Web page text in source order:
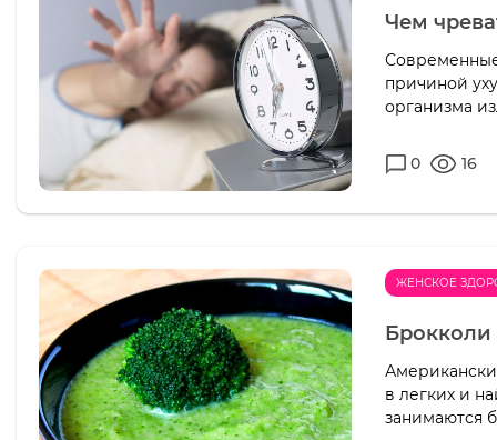
Чем
причиной
организма
0 16
ЖЕНСКОЕ
Брокколи
в легких и
занимаются